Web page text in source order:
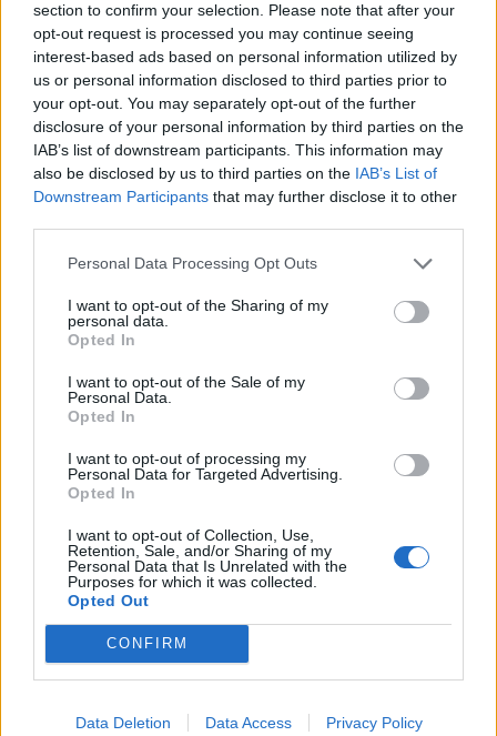
section to confirm your selection. Please note that after your
opt-out request is processed you may continue seeing
interest-based ads based on personal information utilized by
us or personal information disclosed to third parties prior to
your opt-out. You may separately opt-out of the further
disclosure of your personal information by third parties on the
IAB’s list of downstream participants. This information may
also be disclosed by us to third parties on the IAB’s List of
Downstream Participants that may further disclose it to other
Personal Data Processing Opt Outs
I want to opt-out of the Sharing of my
personal data.
Opted In
I want to opt-out of the Sale of my
Personal Data.
Opted In
I want to opt-out of processing my
Personal Data for Targeted Advertising.
Opted In
I want to opt-out of Collection, Use,
Retention, Sale, and/or Sharing of my
Personal Data that Is Unrelated with the
Purposes for which it was collected.
Opted Out
CONFIRM
Data Deletion Data Access Privacy Policy
lissy_kindgefällt dies.
lissy_kind
Lebende Forenlegende
sodaclub
lissy_kindgefällt dies.
lissy_kind
Lebende Forenlegende
4 Oktober 2025
sodaclub gefällt dies.